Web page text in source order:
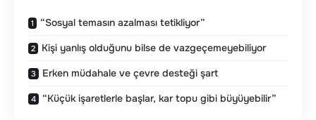
“Sosyal temasın azalması tetikliyor”
Kişi yanlış olduğunu bilse de vazgeçemeyebiliyor
Erken müdahale ve çevre desteği şart
“Küçük işaretlerle başlar, kar topu gibi büyüyebilir”